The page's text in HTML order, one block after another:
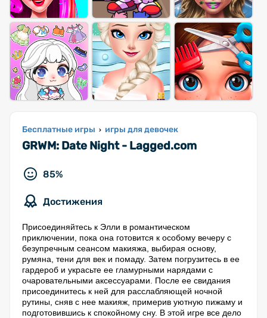
Бесплатные игры › игры для девочек
GRWM: Date Night - Lagged.com
85%
Достижения
Присоединяйтесь к Элли в романтическом
приключении, пока она готовится к особому вечеру с
безупречным сеансом макияжа, выбирая основу,
румяна, тени для век и помаду. Затем погрузитесь в ее
гардероб и украсьте ее гламурными нарядами с
очаровательными аксессуарами. После ее свидания
присоединитесь к ней для расслабляющей ночной
рутины, сняв с нее макияж, примерив уютную пижаму и
подготовившись к спокойному сну. В этой игре все дело